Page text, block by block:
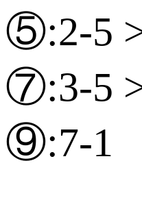
⑤:2-5
⑦:3-5
⑨:7-1